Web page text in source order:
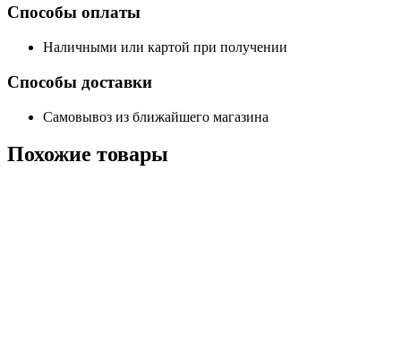
Способы оплаты
Наличными или картой при получении
Способы доставки
Самовывоз из ближайшего магазина
Похожие товары